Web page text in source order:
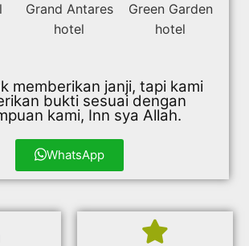
Grand Antares
hotel
Green Garden
hotel
memberikan janji, tapi kami
bukti sesuai dengan
kami, Inn sya Allah.
WhatsApp